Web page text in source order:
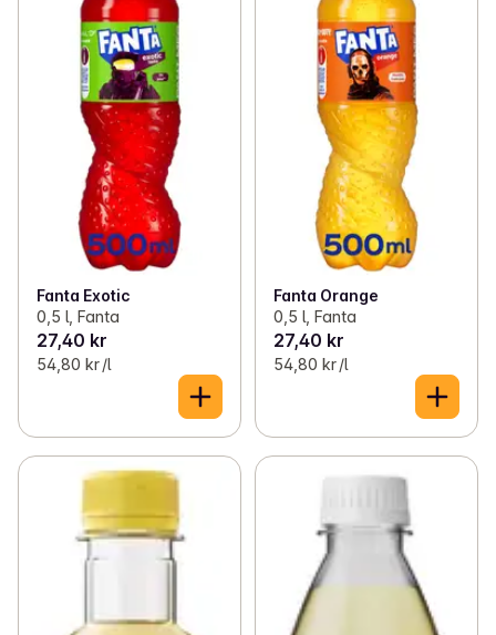
Fanta Exotic
0,5 l, Fanta
27,40 kr
54,80 kr /l
Fanta Orange
0,5 l, Fanta
27,40 kr
54,80 kr /l